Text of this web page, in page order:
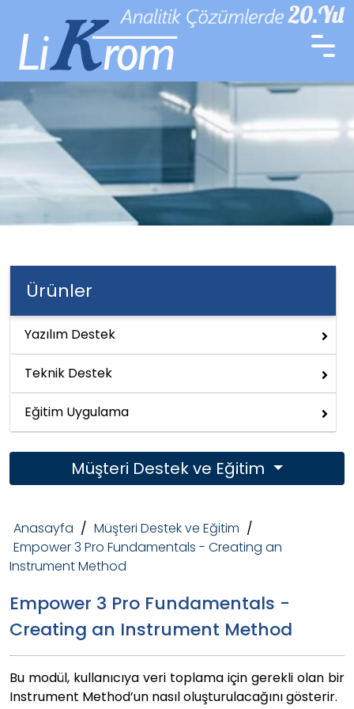
Ürünler
Yazılım Destek
Teknik Destek
Eğitim Uygulama
Müşteri Destek ve Eğitim
Anasayfa / Müşteri Destek ve Eğitim /
Empower 3 Pro Fundamentals - Creating an
Instrument Method
Empower 3 Pro Fundamentals -
Creating an Instrument Method
Bu modül, kullanıcıya veri toplama için gerekli olan bir
Instrument Method’un nasıl oluşturulacağını gösterir.